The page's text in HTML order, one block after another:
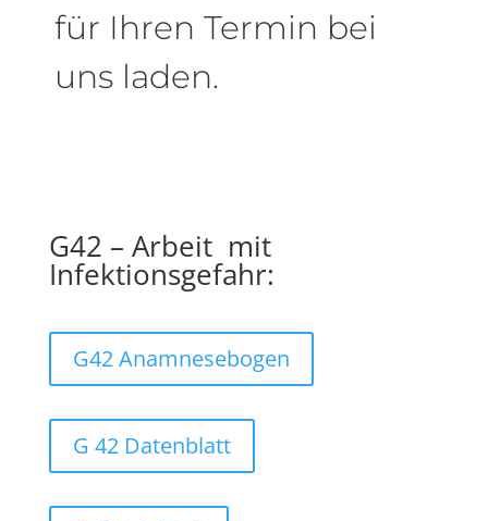
für Ihren Termin bei
uns laden.
G42 – Arbeit mit
Infektionsgefahr:
G42 Anamnesebogen
G 42 Datenblatt